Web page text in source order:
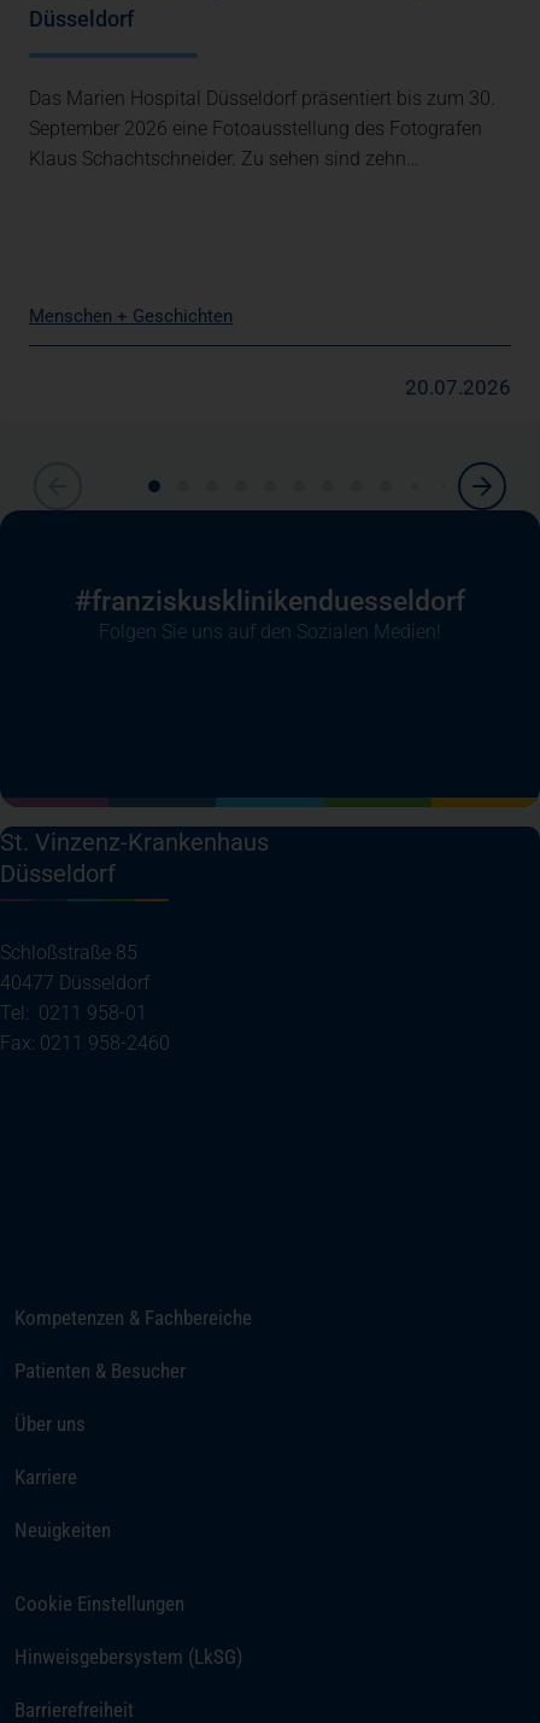
Düsseldorf
Das Marien Hospital Düsseldorf präsentiert bis zum 30.
September 2026 eine Fotoausstellung des Fotografen
Klaus Schachtschneider. Zu sehen sind zehn…
Menschen + Geschichten
20.07.2026
#franziskusklinikenduesseldorf
Folgen Sie uns auf den Sozialen Medien!
St. Vinzenz-Krankenhaus
Düsseldorf
Schloßstraße 85
40477 Düsseldorf
Tel: 0211 958-01
Fax: 0211 958-2460
Kompetenzen & Fachbereiche
Patienten & Besucher
Über uns
Karriere
Neuigkeiten
Cookie Einstellungen
Hinweisgebersystem (LkSG)
Barrierefreiheit